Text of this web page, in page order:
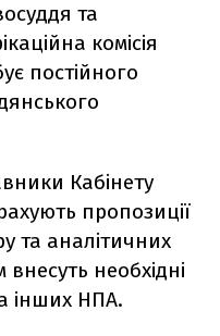
та
комісія
постійного
Кабінету
пропозиції
та аналітичних
необхідні
інших НПА.